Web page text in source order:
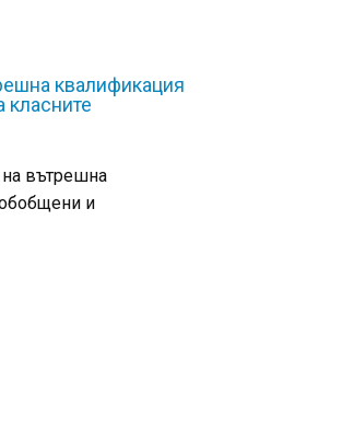
квалификация
класните
на вътрешна
и